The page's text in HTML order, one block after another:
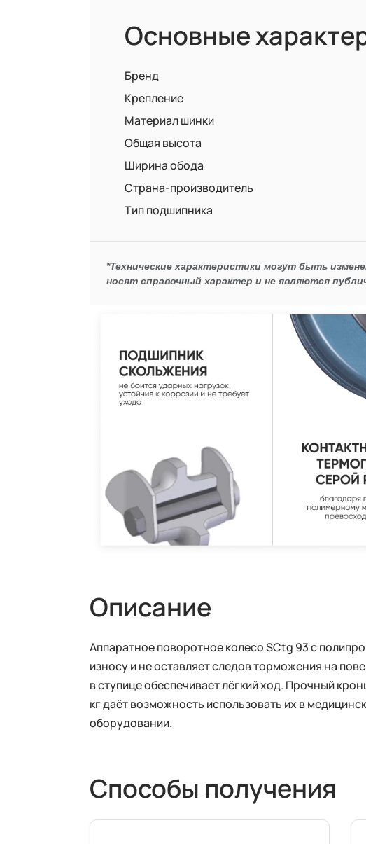
Основные
Бренд
Крепление
Материал шинки
Общая высота
Ширина обода
Страна-производитель
Тип подшипника
*Технические характеристики могут быть
носят справочный характер и не являются
Описание
Аппаратное поворотное колесо SCtg 93 с
износу и не оставляет следов торможения на
в ступице обеспечивает лёгкий ход. Прочный
кг даёт возможность использовать их в
оборудовании.
Способы получения